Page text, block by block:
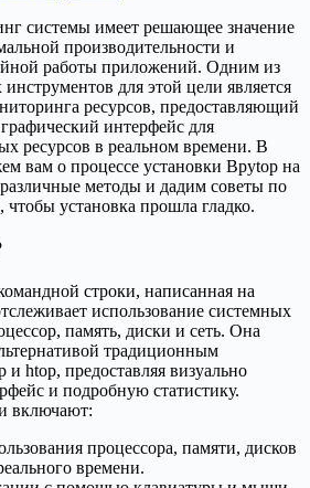
системы имеет решающее значение
производительности и
работы приложений. Одним из
для этой цели является
ресурсов, предоставляющий
интерфейс для
ресурсов в реальном времени. В
вам о процессе установки Bpytop на
методы и дадим советы по
установка прошла гладко.
строки, написанная на
использование системных
память, диски и сеть. Она
традиционным
и htop, предоставляя визуально
и подробную статистику.
включают:
процессора, памяти, дисков
времени.